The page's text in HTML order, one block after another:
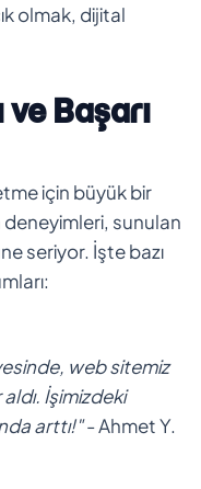
olmak, dijital
Başarı
için büyük bir
sunulan
seriyor. İşte bazı
web sitemiz
İşimizdeki
arttı!"- Ahmet Y.